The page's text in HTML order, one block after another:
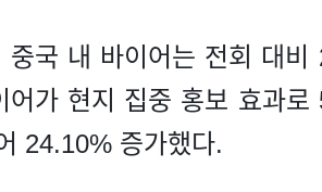
국 내 바이어는 전회 대비
가 현지 집중 홍보 효과
24.10% 증가했다.